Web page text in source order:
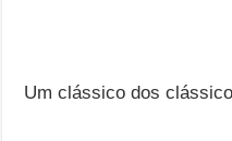
Um clássico dos